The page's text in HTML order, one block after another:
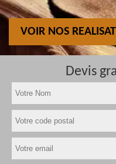
VOIR NOS
Devis